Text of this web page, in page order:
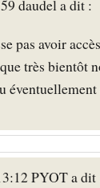
daudel a dit :
pas avoir
très bientôt
PYOT a dit